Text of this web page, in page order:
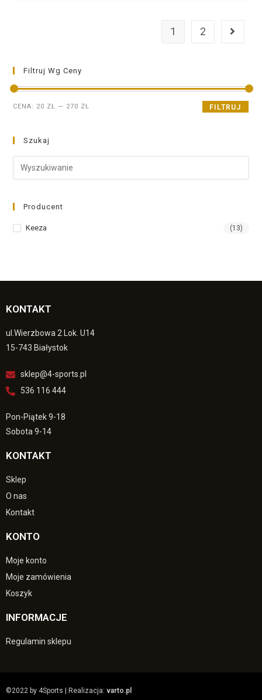
1 2
Filtruj Wg Ceny
FILTRUJ
CENA: 20 ZŁ — 270 ZŁ
Szukaj
Producent
Keeza (13)
KONTAKT
ul.Wierzbowa 2 Lok. U14
15-743 Białystok
sklep@4-sports.pl
536 116 444
Pon-Piątek 9-18
Sobota 9-14
KONTAKT
Sklep
O nas
Kontakt
KONTO
Moje konto
Moje zamówienia
Koszyk
INFORMACJE
Regulamin sklepu
©2022 by 4Sports | Realizacja: varto.pl